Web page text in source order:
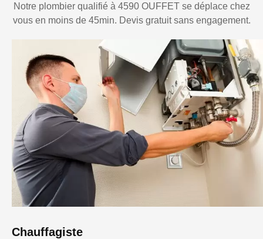
Notre plombier qualifié à 4590 OUFFET se déplace chez
vous en moins de 45min. Devis gratuit sans engagement.
Chauffagiste